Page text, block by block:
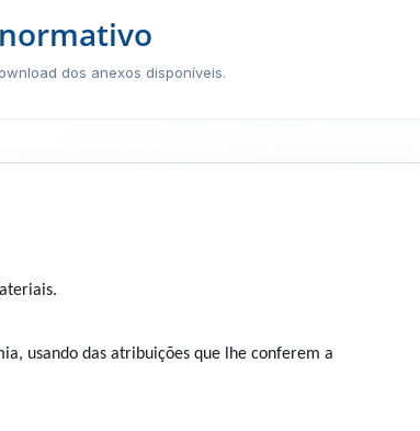
dos anexos disponíveis.
usando das atribuições que lhe conferem a